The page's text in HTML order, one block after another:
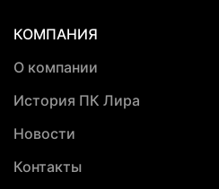
КОМПАНИЯ
О компании
История ПК Лира
Новости
Контакты